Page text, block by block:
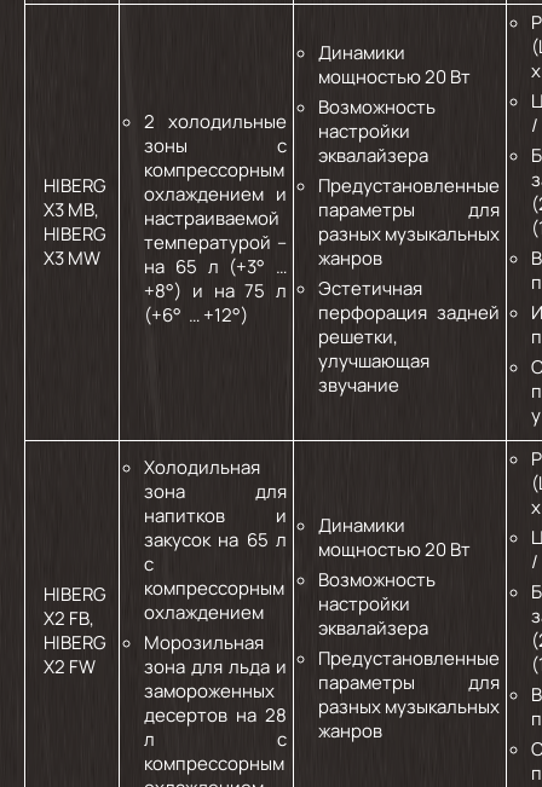
HIBERG
X3 MB,
HIBERG
X3 MW
2 холодильные
зоны с
компрессорным
охлаждением и
настраиваемой
температурой –
на 65 л (+3° …
+8°) и на 75 л
(+6° … +12°)
Динамики
мощностью 20 Вт
Возможность
настройки
эквалайзера
Предустановленные
параметры для
разных музыкальных
жанров
Эстетичная
перфорация задней
решетки,
улучшающая
звучание
/
HIBERG
X2 FB,
HIBERG
X2 FW
Холодильная
зона для
напитков и
закусок на 65 л
с
компрессорным
охлаждением
Морозильная
зона для льда и
замороженных
десертов на 28
л с
компрессорным
Динамики
мощностью 20 Вт
Возможность
настройки
эквалайзера
Предустановленные
параметры для
разных музыкальных
жанров
/